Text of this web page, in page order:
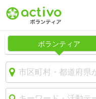
ボランティア